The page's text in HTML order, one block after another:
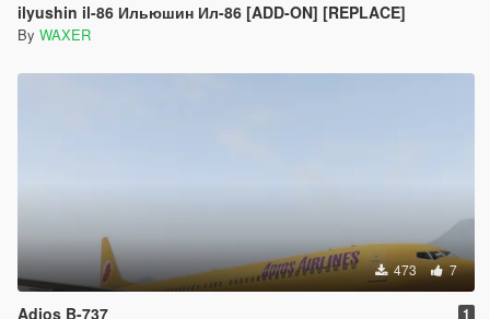
ilyushin il-86 Ильюшин Ил-86 [ADD-ON] [REPLACE]
By WAXER
473 7
Adios B-737 1